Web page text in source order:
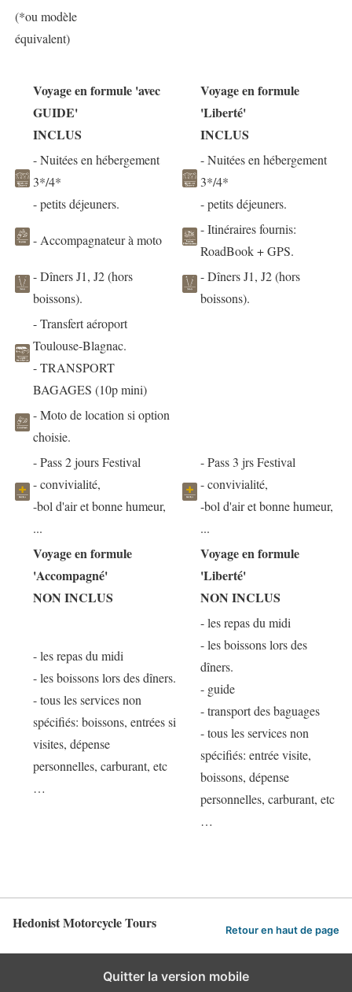
(*ou modèle
équivalent)
Voyage en formule 'avec
GUIDE'
INCLUS
Voyage en formule
'Liberté'
INCLUS
- Nuitées en hébergement
3*/4*
- petits déjeuners.
- Nuitées en hébergement
3*/4*
- petits déjeuners.
- Accompagnateur à moto
- Itinéraires fournis:
RoadBook + GPS.
- Dîners J1, J2 (hors
boissons).
- Dîners J1, J2 (hors
boissons).
- Transfert aéroport
Toulouse-Blagnac.
- TRANSPORT
BAGAGES (10p mini)
- Moto de location si option
choisie.
- Pass 2 jours Festival
- convivialité,
-bol d'air et bonne humeur,
...
- Pass 3 jrs Festival
- convivialité,
-bol d'air et bonne humeur,
...
Voyage en formule
'Accompagné'
NON INCLUS
Voyage en formule
'Liberté'
NON INCLUS
- les repas du midi
- les boissons lors des dîners.
- tous les services non
spécifiés: boissons, entrées si
visites, dépense
personnelles, carburant, etc
…
- les repas du midi
- les boissons lors des
dîners.
- guide
- transport des baguages
- tous les services non
spécifiés: entrée visite,
boissons, dépense
personnelles, carburant, etc
…
Hedonist Motorcycle Tours Retour en haut de page
Quitter la version mobile